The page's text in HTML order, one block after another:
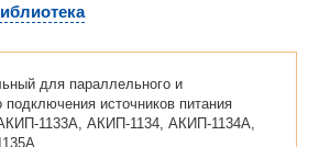
для параллельного и
подключения источников питания
1133А, АКИП-1134, АКИП-1134А,